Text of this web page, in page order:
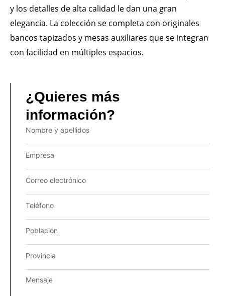
y los detalles de alta calidad le dan una gran
elegancia. La colección se completa con originales
bancos tapizados y mesas auxiliares que se integran
con facilidad en múltiples espacios.
¿Quieres más
información?